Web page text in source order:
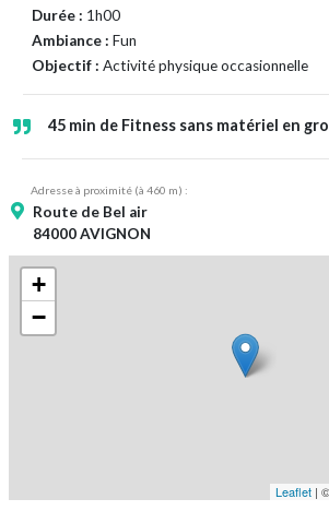
Durée : 1h00
Ambiance : Fun
Objectif : Activité physique occasionnelle
45 min de Fitness sans matériel en
Adresse à proximité (à 460 m) :
Route de Bel air
84000 AVIGNON
+
−
Leaflet | ©